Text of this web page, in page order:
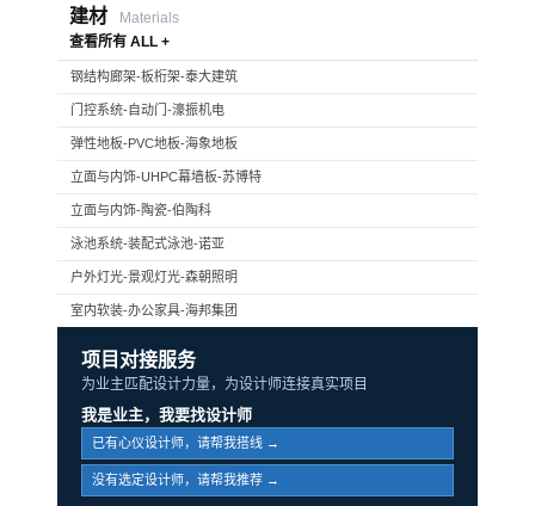
建材
Materials
查看所有 ALL +
钢结构廊架-板桁架-泰大建筑
门控系统-自动门-濠振机电
弹性地板-PVC地板-海象地板
立面与内饰-UHPC幕墙板-苏博特
立面与内饰-陶瓷-伯陶科
泳池系统-装配式泳池-诺亚
户外灯光-景观灯光-森朝照明
室内软装-办公家具-海邦集团
项目对接服务
为业主匹配设计力量，为设计师连接真实项目
我是业主，我要找设计师
已有心仪设计师，请帮我搭线 →
没有选定设计师，请帮我推荐 →